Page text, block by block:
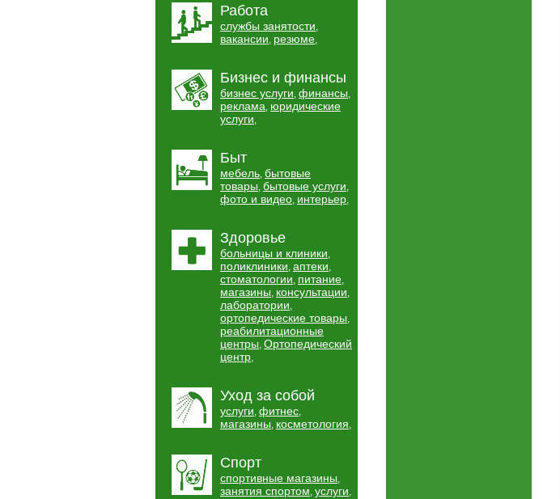
Работа
службы занятости,
вакансии, резюме,
Бизнес и финансы
бизнес услуги, финансы,
реклама, юридические
услуги,
Быт
мебель, бытовые
товары, бытовые услуги,
фото и видео, интерьер,
Здоровье
больницы и клиники,
поликлиники, аптеки,
стоматологии, питание,
магазины, консультации,
лаборатории,
ортопедические товары,
реабилитационные
центры, Ортопедический
центр,
Уход за собой
услуги, фитнес,
магазины, косметология,
Спорт
спортивные магазины,
занятия спортом, услуги,